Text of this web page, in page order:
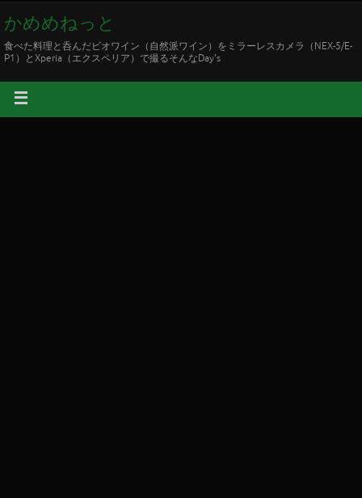
かめめねっと
食べた料理と呑んだビオワイン（自然派ワイン）をミラーレスカメラ（NEX-5/E-
P1）とXperia（エクスペリア）で撮るそんなDay's